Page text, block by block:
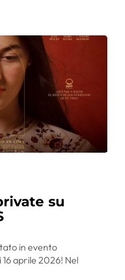
su
in evento
aprile 2026! Nel